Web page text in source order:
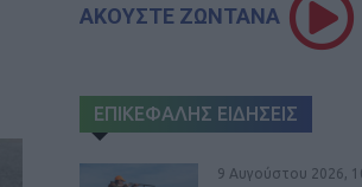
ΑΚΟΥΣΤΕ ΖΩΝΤΑΝΑ
ΕΠΙΚΕΦΑΛΗΣ ΕΙΔΗΣΕΙΣ
9 Αυγούστου 2026,